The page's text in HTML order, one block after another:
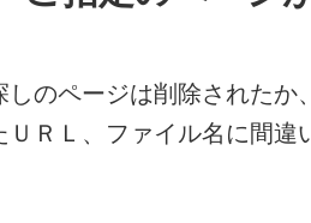
しのページは削除されたか
ＵＲＬ、ファイル名に間違